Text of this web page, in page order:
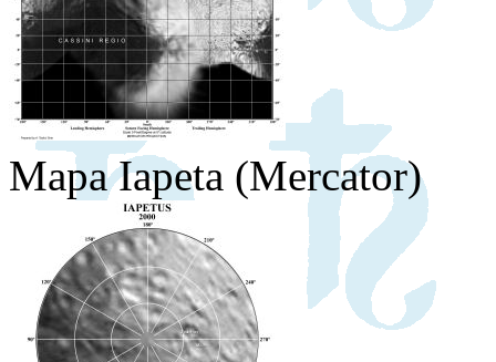
Mapa Iapeta (Mercator)